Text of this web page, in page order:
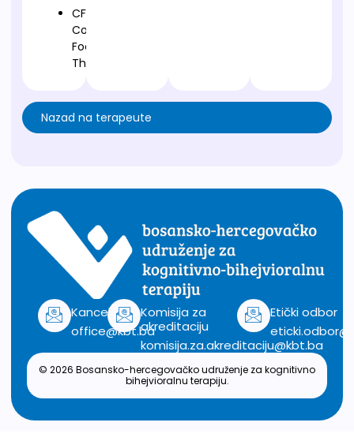
CFT-
Compassion
Focused
Therapy
Nazad na terapeute
Kancelarija
office@kbt.ba
Komisija za
akreditaciju
komisija.za.akreditaciju@kbt.ba
Etički odbor
© 2026 Bosansko-hercegovačko udruženje za kognitivno
bihejvioralnu terapiju.